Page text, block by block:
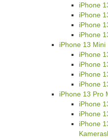
iPhone
iPhone
iPhone
iPhone
iPhone 13 Mini
iPhone
iPhone
iPhone
iPhone
iPhone 13 Pro
iPhone
iPhone
iPhone